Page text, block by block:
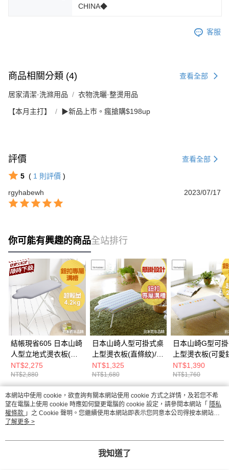
CHINA◆
客服
商品相關分類 (4) 查看全部
居家清潔·洗滌用品 衣物洗曬·整燙用品
【本月主打】 ▶新品上市。瘋搶購$198up
評價 查看全部
5 ( 1 則評價 )
rgyhabewh
2023/07/17
你可能有興趣的商品全站排行
結帳現省605 日本山崎
人型立地式燙衣板(閃
電銀)/燙衣板/熨燙板/
熨燙墊/燙衣墊
NT$2,275
NT$2,880
日本山崎人型可掛式桌
上型燙衣板(直條紋)/燙
衣板/熨燙板/熨燙墊/燙
衣墊
NT$1,325
NT$1,680
日本山崎G型可
上型燙衣板(可愛
燙衣板/熨燙板/熨
燙衣墊
NT$1,390
NT$1,760
熱門標籤
本網站中使用 cookie，欲查詢有關本網站使用 cookie 方式之詳情，及若您不希
望在電腦上使用 cookie 時應如何變更電腦的 cookie 設定，請參閱本網站「 隱私
權條款 」之 Cookie 聲明。您繼續使用本網站即表示您同意本公司得按本網站使
用條款之 Cookie 聲明使用 cookie。
了解更多 >
我知道了